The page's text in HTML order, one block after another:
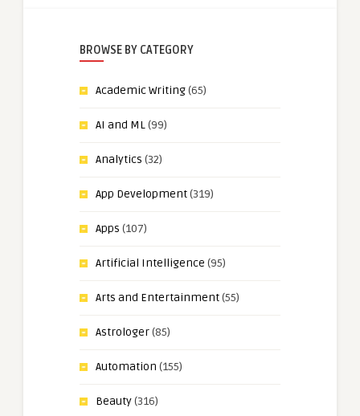
BROWSE BY CATEGORY
Academic Writing(65)
AI and ML(99)
Analytics (32)
App Development(319)
Apps (107)
Artificial Intelligence (95)
Arts and Entertainment(55)
Astrologer(85)
Automation (155)
Beauty(316)